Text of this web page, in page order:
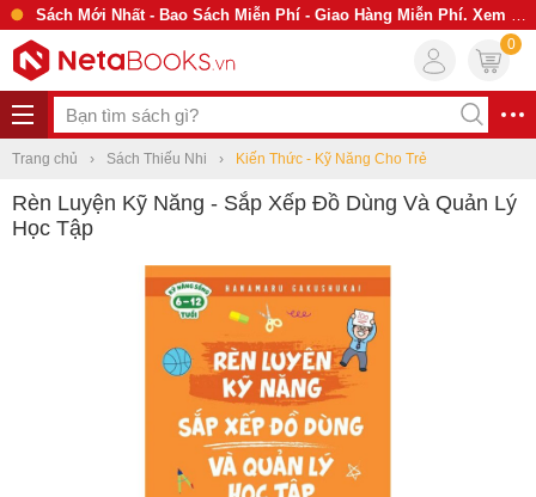
Sách Mới Nhất - Bao Sách Miễn Phí - Giao Hàng Miễn Phí. Xem Ngay
0
Trang chủ Sách Thiếu Nhi Kiến Thức - Kỹ Năng Cho Trẻ
Rèn Luyện Kỹ Năng - Sắp Xếp Đồ Dùng Và Quản Lý
Học Tập